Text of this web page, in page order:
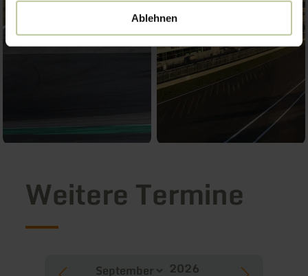
Ablehnen
Weitere Termine